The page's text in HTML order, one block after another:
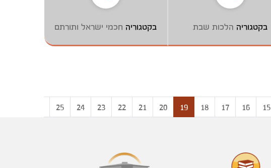
בקטגוריה הלכות שבת בקטגוריה חכמי ישראל ותורתם
15
16
17
18
19
20
21
22
23
24
25